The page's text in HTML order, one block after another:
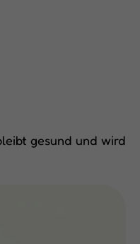
gesund und wird